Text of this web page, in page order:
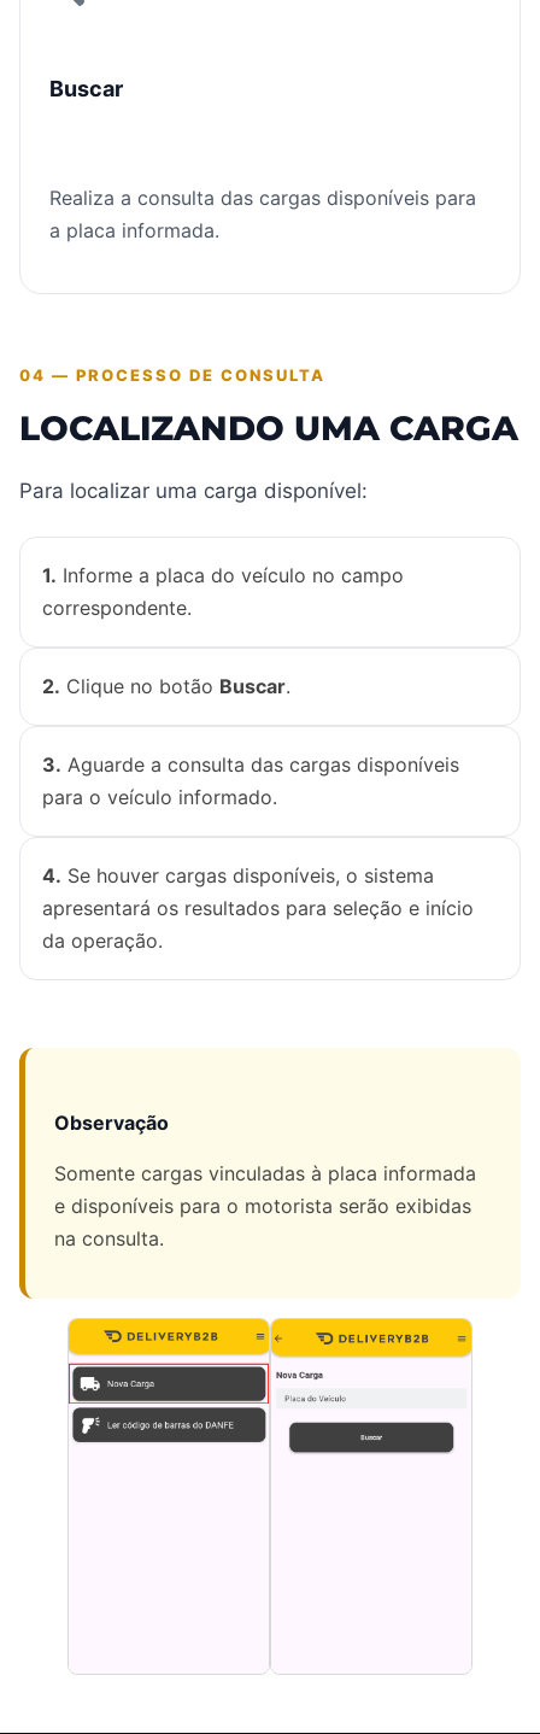
Buscar
Realiza a consulta das cargas disponíveis para
a placa informada.
04 — PROCESSO DE CONSULTA
LOCALIZANDO UMA CARGA
Para localizar uma carga disponível:
1. Informe a placa do veículo no campo
correspondente.
2. Clique no botão Buscar.
3. Aguarde a consulta das cargas disponíveis
para o veículo informado.
4. Se houver cargas disponíveis, o sistema
apresentará os resultados para seleção e início
da operação.
Observação
Somente cargas vinculadas à placa informada
e disponíveis para o motorista serão exibidas
na consulta.